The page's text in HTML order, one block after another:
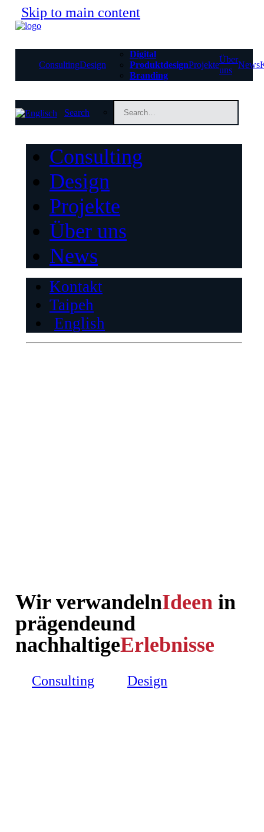
Skip to main content
ConsultingDesign
Digital
Produktdesign
Branding
Projekte
Über
uns
News
Search
Consulting
Design
Projekte
Über uns
News
Kontakt
Taipeh
English
Wir verwandelnIdeen in
prägendeund
nachhaltigeErlebnisse
Consulting Design